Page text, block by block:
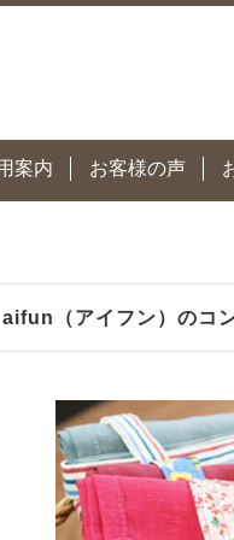
案内 お客様の声
aifun（アイフン）のコ